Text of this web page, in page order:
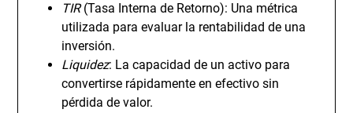
TIR(Tasa Interna de Retorno): Una métrica
utilizada para evaluar la rentabilidad de una
inversión.
Liquidez: La capacidad de un activo para
convertirse rápidamente en efectivo sin
pérdida de valor.